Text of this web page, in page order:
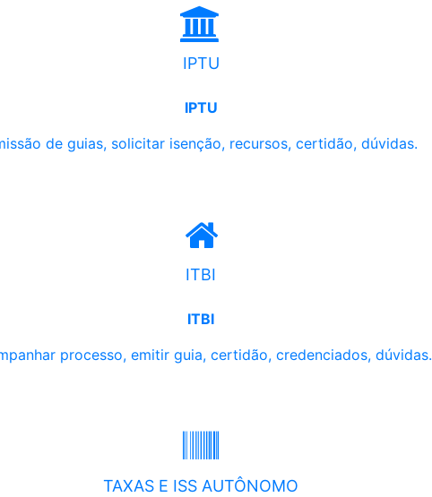
IPTU
IPTU
de guias, solicitar isenção, recursos, certidão, dúvidas.
ITBI
ITBI
processo, emitir guia, certidão, credenciados, dúvidas.
TAXAS E ISS AUTÔNOMO